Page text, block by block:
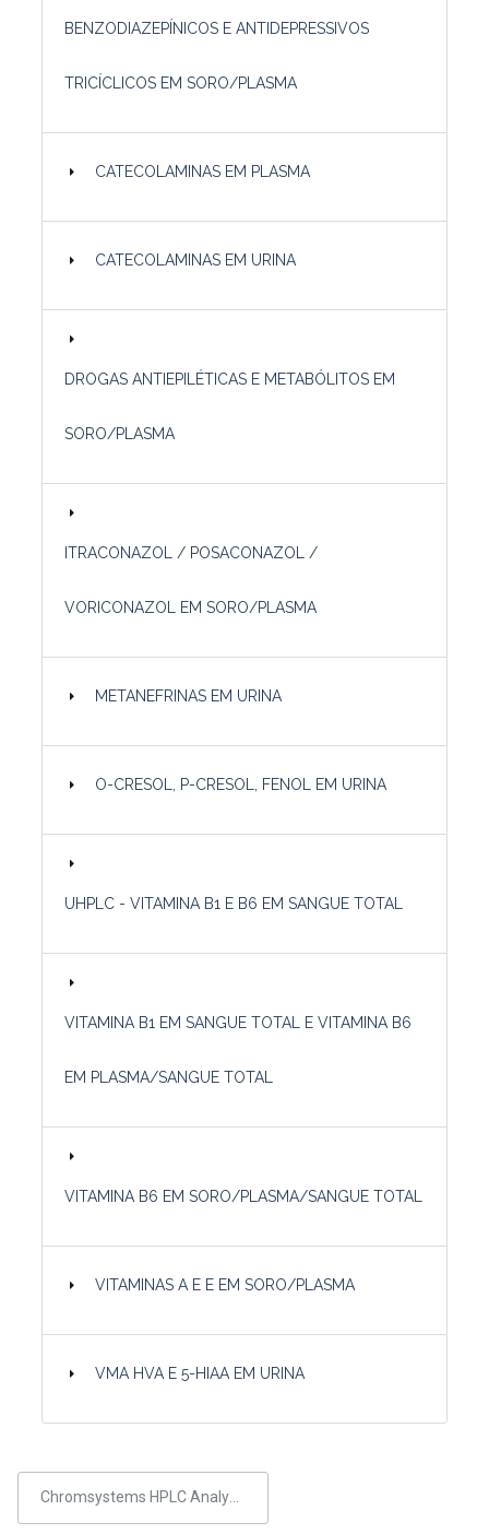
BENZODIAZEPÍNICOS E ANTIDEPRESSIVOS
TRICÍCLICOS EM SORO/PLASMA
CATECOLAMINAS EM PLASMA
CATECOLAMINAS EM URINA
DROGAS ANTIEPILÉTICAS E METABÓLITOS EM
SORO/PLASMA
ITRACONAZOL / POSACONAZOL /
VORICONAZOL EM SORO/PLASMA
METANEFRINAS EM URINA
O-CRESOL, P-CRESOL, FENOL EM URINA
UHPLC - VITAMINA B1 E B6 EM SANGUE TOTAL
VITAMINA B1 EM SANGUE TOTAL E VITAMINA B6
EM PLASMA/SANGUE TOTAL
VITAMINA B6 EM SORO/PLASMA/SANGUE TOTAL
VITAMINAS A E E EM SORO/PLASMA
VMA HVA E 5-HIAA EM URINA